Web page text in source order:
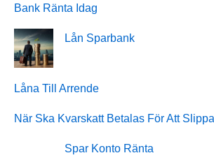
Bank Ränta Idag
Lån Sparbank
Låna Till Arrende
När Ska Kvarskatt Betalas För Att
Spar Konto Ränta